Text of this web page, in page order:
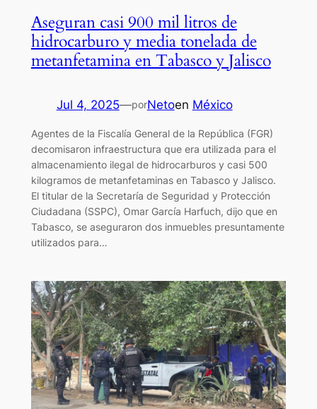
Aseguran casi 900 mil litros de
hidrocarburo y media tonelada de
metanfetamina en Tabasco y Jalisco
Jul 4, 2025—porNetoen México
Agentes de la Fiscalía General de la República (FGR)
decomisaron infraestructura que era utilizada para el
almacenamiento ilegal de hidrocarburos y casi 500
kilogramos de metanfetaminas en Tabasco y Jalisco.
El titular de la Secretaría de Seguridad y Protección
Ciudadana (SSPC), Omar García Harfuch, dijo que en
Tabasco, se aseguraron dos inmuebles presuntamente
utilizados para…